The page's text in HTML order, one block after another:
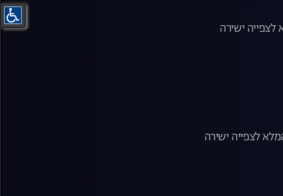
ישירה
לצפייה ישירה